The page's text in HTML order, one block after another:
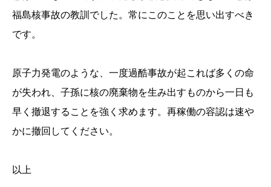
福島核事故の教訓でした。常にこのことを思い出すべき
です。
原子力発電のような、一度過酷事故が起これば多くの命
が失われ、子孫に核の廃棄物を生み出すものから一日も
早く撤退することを強く求めます。再稼働の容認は速や
かに撤回してください。
以上